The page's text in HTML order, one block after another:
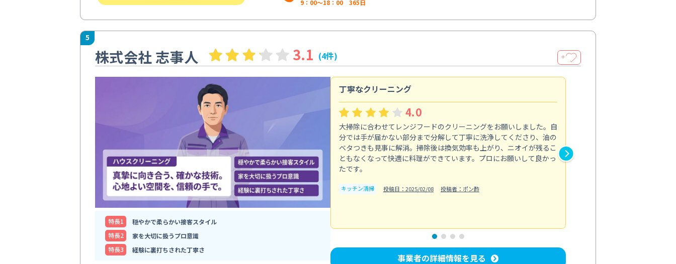
9：00～18：00 365日
5
株式会社 志事人 3.1 (4件) ＋
特⻑1
穏やかで柔らかい接客スタイル
特⻑2
家を大切に扱うプロ意識
特⻑3
経験に裏打ちされた丁寧さ
丁寧なクリーニング
4.0
大掃除に合わせてレンジフードのクリーニングをお願いしました。自
分では手が届かない部分まで分解して丁寧に洗浄してくださり、油の
ベタつきも見事に解消。掃除後は換気効率も上がり、ニオイが残るこ
ともなくなって快適に料理ができています。プロにお願いして良かっ
たです。
キッチン清掃 投稿日：2025/02/08 投稿者：ポン酢
事業者の詳細情報を見る